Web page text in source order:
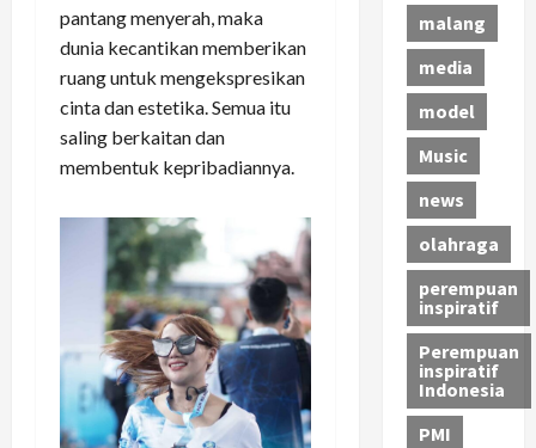
pantang menyerah, maka
dunia kecantikan memberikan
ruang untuk mengekspresikan
cinta dan estetika. Semua itu
saling berkaitan dan
membentuk kepribadiannya.
malang
media
model
Music
news
olahraga
perempuan
inspiratif
Perempuan
inspiratif
Indonesia
PMI